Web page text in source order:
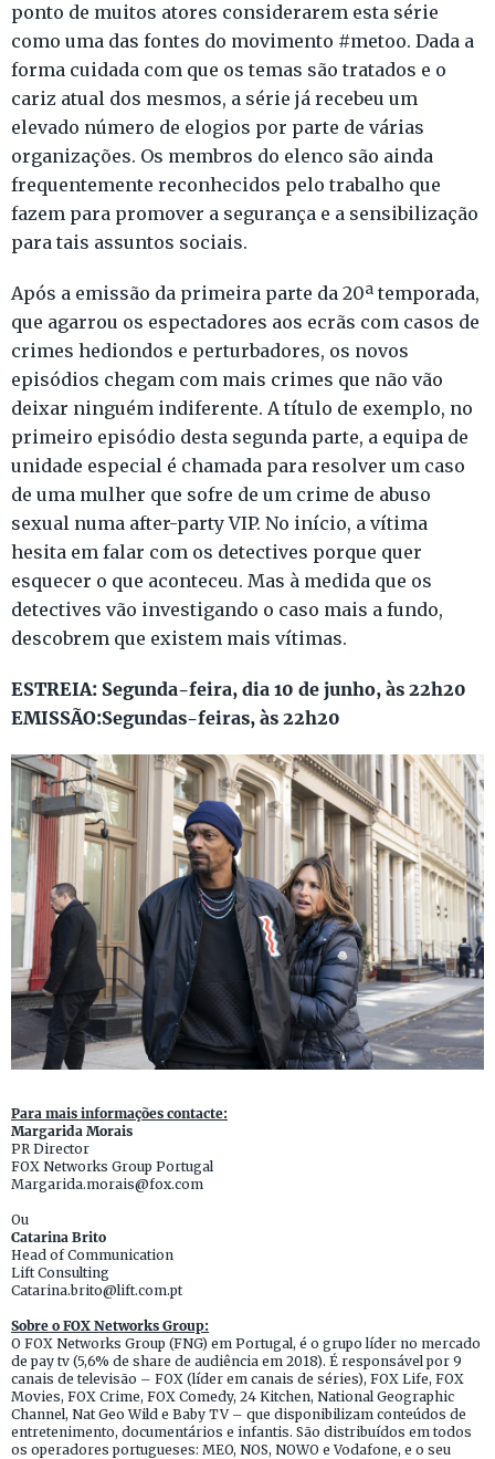
ponto de muitos atores considerarem esta série
como uma das fontes do movimento #metoo. Dada a
forma cuidada com que os temas são tratados e o
cariz atual dos mesmos, a série já recebeu um
elevado número de elogios por parte de várias
organizações. Os membros do elenco são ainda
frequentemente reconhecidos pelo trabalho que
fazem para promover a segurança e a sensibilização
para tais assuntos sociais.
Após a emissão da primeira parte da 20ª temporada,
que agarrou os espectadores aos ecrãs com casos de
crimes hediondos e perturbadores, os novos
episódios chegam com mais crimes que não vão
deixar ninguém indiferente. A título de exemplo, no
primeiro episódio desta segunda parte, a equipa de
unidade especial é chamada para resolver um caso
de uma mulher que sofre de um crime de abuso
sexual numa after-party VIP. No início, a vítima
hesita em falar com os detectives porque quer
esquecer o que aconteceu. Mas à medida que os
detectives vão investigando o caso mais a fundo,
descobrem que existem mais vítimas.
ESTREIA: Segunda-feira, dia 10 de junho, às 22h20
EMISSÃO:Segundas-feiras, às 22h20
Para mais informações contacte:
Margarida Morais
PR Director
FOX Networks Group Portugal
Margarida.morais@fox.com
Ou
Catarina Brito
Head of Communication
Lift Consulting
Catarina.brito@lift.com.pt
Sobre o FOX Networks Group:
O FOX Networks Group (FNG) em Portugal, é o grupo líder no mercado
de pay tv (5,6% de share de audiência em 2018). É responsável por 9
canais de televisão – FOX (líder em canais de séries), FOX Life, FOX
Movies, FOX Crime, FOX Comedy, 24 Kitchen, National Geographic
Channel, Nat Geo Wild e Baby TV – que disponibilizam conteúdos de
entretenimento, documentários e infantis. São distribuídos em todos
os operadores portugueses: MEO, NOS, NOWO e Vodafone, e o seu